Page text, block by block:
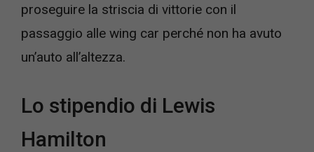
proseguire la striscia di vittorie con il
passaggio alle wing car perché non ha avuto
un’auto all’altezza.
Lo stipendio di Lewis
Hamilton